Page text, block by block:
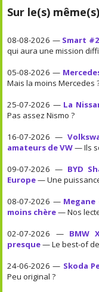
Sur le(s)
08-08-2026 — Smart
qui aura une mission
05-08-2026 —
Mais la moins Mercedes
25-07-2026 — La
Pas assez Nismo ?
16-07-2026 —
amateurs de VW— Ils
09-07-2026 — BYD
Europe— Une
08-07-2026 —
moins chère— Nos
02-07-2026 — BMW
presque— Le best-of
24-06-2026 — Skoda
Peu original ?